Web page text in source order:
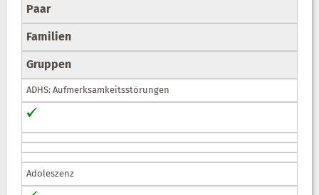
Paar
Familien
Gruppen
ADHS: Aufmerksamkeitsstörungen
Adoleszenz